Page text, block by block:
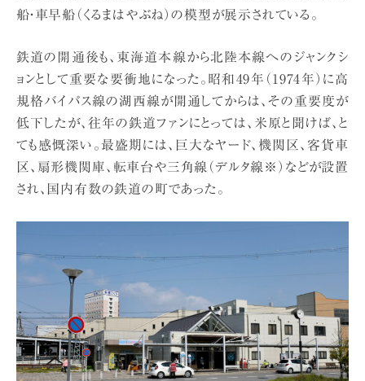
船・車早船（くるまはやぶね）の模型が展示されている。
鉄道の開通後も、東海道本線から北陸本線へのジャンクシ
ョンとして重要な要衝地になった。昭和49年（1974年）に高
規格バイパス線の湖西線が開通してからは、その重要度が
低下したが、往年の鉄道ファンにとっては、米原と聞けば、と
ても感慨深い。最盛期には、巨大なヤード、機関区、客貨車
区、扇形機関庫、転車台や三角線（デルタ線※）などが設置
され、国内有数の鉄道の町であった。